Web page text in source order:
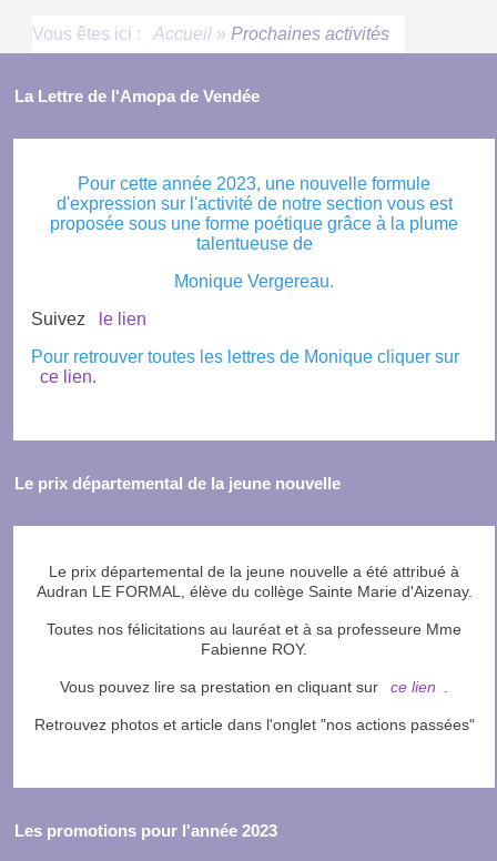
Vous êtes ici : Accueil »Prochaines activités
La Lettre de l'Amopa de Vendée
Pour cette année 2023, une nouvelle formule
d'expression sur l'activité de notre section vous est
proposée sous une forme poétique grâce à la plume
talentueuse de
Monique Vergereau.
Suivez
le lien
Pour retrouver toutes les lettres de Monique cliquer sur
ce lien.
Le prix départemental de la jeune nouvelle
Le prix départemental de la jeune nouvelle a été attribué à
Audran LE FORMAL, élève du collège Sainte Marie d'Aizenay.
Toutes nos félicitations au lauréat et à sa professeure Mme
Fabienne ROY.
Vous pouvez lire sa prestation en cliquant sur ce lien
Retrouvez photos et article dans l'onglet "nos actions passées"
Les promotions pour l'année 2023